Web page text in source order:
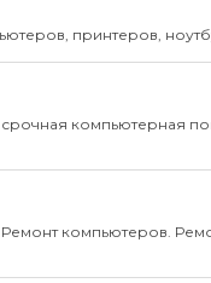
принтеров,
компьютерная
компьютеров.